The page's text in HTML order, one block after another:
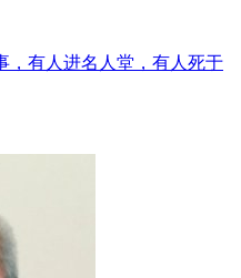
，有人进名人堂，有人死于